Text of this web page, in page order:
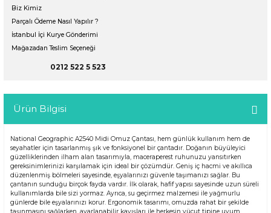
Biz Kimiz
Parçalı Ödeme Nasıl Yapılır ?
İstanbul İçi Kurye Gönderimi
Mağazadan Teslim Seçeneği
0212 522 5 523
Ürün Bilgisi
National Geographic A2540 Midi Omuz Çantası, hem günlük kullanım hem de
seyahatler için tasarlanmış şık ve fonksiyonel bir çantadır. Doğanın büyüleyici
güzelliklerinden ilham alan tasarımıyla, maceraperest ruhunuzu yansıtırken
gereksinimlerinizi karşılamak için ideal bir çözümdür. Geniş iç hacmi ve akıllıca
düzenlenmiş bölmeleri sayesinde, eşyalarınızı güvenle taşımanızı sağlar. Bu
çantanın sunduğu birçok fayda vardır. İlk olarak, hafif yapısı sayesinde uzun süreli
kullanımlarda bile sizi yormaz. Ayrıca, su geçirmez malzemesi ile yağmurlu
günlerde bile eşyalarınızı korur. Ergonomik tasarımı, omuzda rahat bir şekilde